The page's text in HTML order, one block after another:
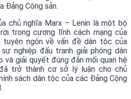
Đảng Cộng sản.
chủ nghĩa Marx – Lenin là một bộ
trong cương lĩnh cách mạng của
tuyên ngôn về vấn đề dân tộc của
nghiệp đấu tranh giải phóng dân
và giải quyết đúng đắn mối quan hệ
trở thành cơ sở lý luận cho chủ
sách dân tộc của các Đảng Cộng